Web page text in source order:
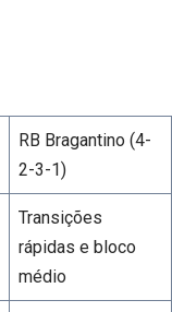
RB Bragantino (4-
2-3-1)
Transições
rápidas e bloco
médio